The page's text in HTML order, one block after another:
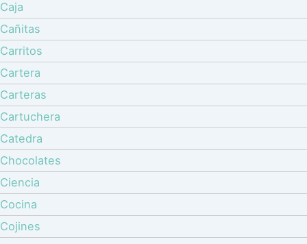
Caja
Cañitas
Carritos
Cartera
Carteras
Cartuchera
Catedra
Chocolates
Ciencia
Cocina
Cojines